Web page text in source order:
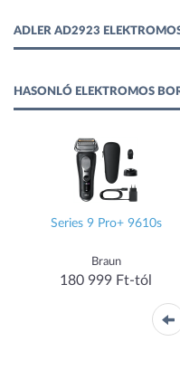
ADLER AD2923
HASONLÓ ELEKTROMOS
Series 9 Pro+ 9610s
Braun
180 999 Ft-tól